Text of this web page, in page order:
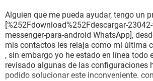
Alguien que me pueda ayudar, tengo un
[%252Fdownload%252Fdescargar-
messenger-para-android WhatsApp],
mis contactos les relaja como mi última
, sin embargo yo he estado en línea todo
revisado algunas de las configuraciones
podido solucionar este inconveniente.